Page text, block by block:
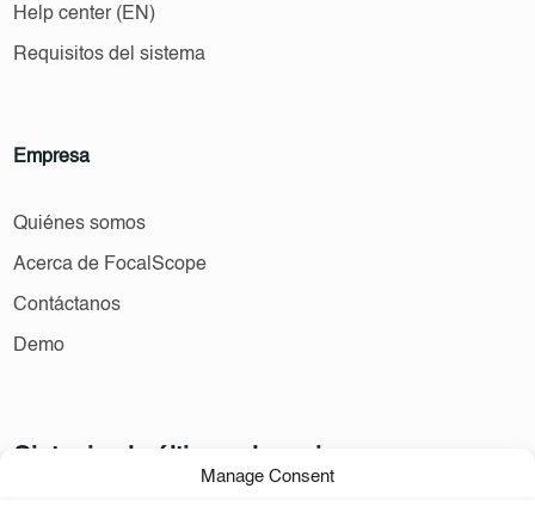
Manage Consent
Help center (EN)
Requisitos del sistema
Empresa
Quiénes somos
Acerca de FocalScope
Contáctanos
Demo